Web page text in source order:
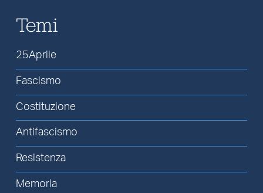
Temi
25Aprile
Fascismo
Costituzione
Antifascismo
Resistenza
Memoria